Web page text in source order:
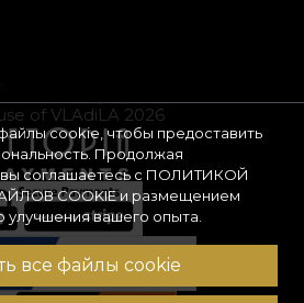
cookie, чтобы предоставить
Продолжая
соглашаетесь с ПОЛИТИКОЙ
COOKIEи размещением
вашего опыта.
все файлы cookie
of VLAdiLA 2026